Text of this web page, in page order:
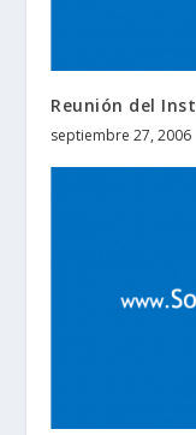
Reunión del
septiembre 27, 2006